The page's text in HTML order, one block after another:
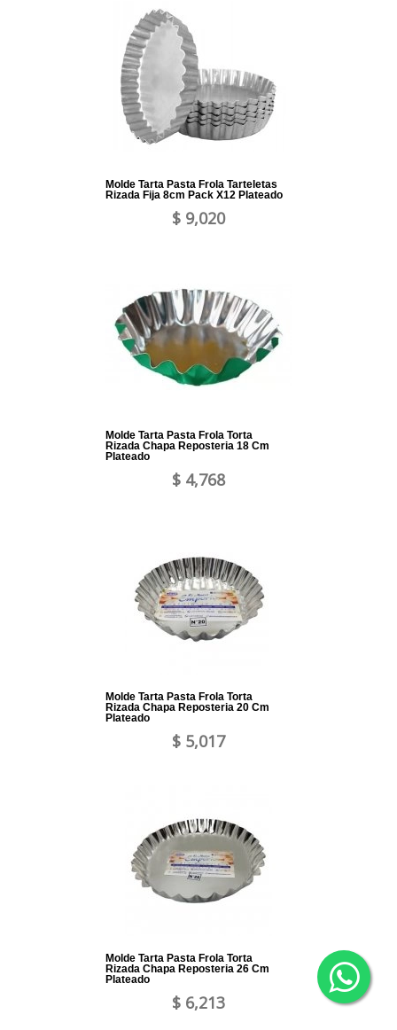
Molde Tarta Pasta Frola Tarteletas
Rizada Fija 8cm Pack X12 Plateado
$ 9,020
Molde Tarta Pasta Frola Torta
Rizada Chapa Reposteria 18 Cm
Plateado
$ 4,768
Molde Tarta Pasta Frola Torta
Rizada Chapa Reposteria 20 Cm
Plateado
$ 5,017
Molde Tarta Pasta Frola Torta
Rizada Chapa Reposteria 26 Cm
Plateado
$ 6,213